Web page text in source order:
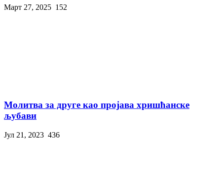
Март 27, 2025 152
Молитва за друге као пројава хришћанске
љубави
Јул 21, 2023 436